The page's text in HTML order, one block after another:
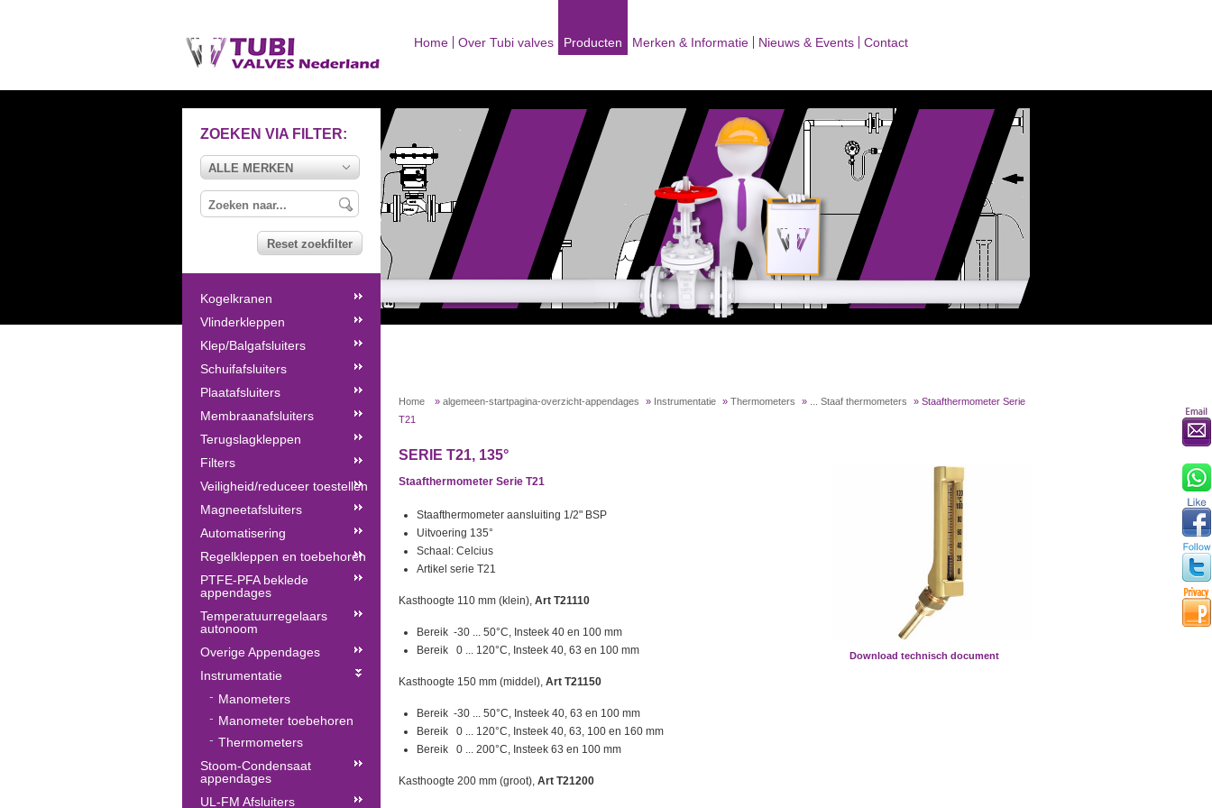
Home Over Tubi valves Producten Merken & Informatie Nieuws & Events Contact
Home » algemeen-startpagina-overzicht-appendages » Instrumentatie » Thermometers » ... Staaf thermometers » Staafthermometer Serie
T21
SERIE T21, 135°
Staafthermometer Serie T21
Staafthermometer aansluiting 1/2" BSP
Uitvoering 135°
Schaal: Celcius
Artikel serie T21
Kasthoogte 110 mm (klein), Art T21110
Bereik -30 ... 50°C, Insteek 40 en 100 mm
Bereik 0 ... 120°C, Insteek 40, 63 en 100 mm
Kasthoogte 150 mm (middel), Art T21150
Bereik -30 ... 50°C, Insteek 40, 63 en 100 mm
Bereik 0 ... 120°C, Insteek 40, 63, 100 en 160 mm
Bereik 0 ... 200°C, Insteek 63 en 100 mm
Kasthoogte 200 mm (groot), Art T21200
Download technisch document
ZOEKEN VIA FILTER:
ALLE MERKEN
Reset zoekfilter
Kogelkranen
Vlinderkleppen
Klep/Balgafsluiters
Schuifafsluiters
Plaatafsluiters
Membraanafsluiters
Terugslagkleppen
Filters
Veiligheid/reduceer toestellen
Magneetafsluiters
Automatisering
Regelkleppen en toebehoren
PTFE-PFA beklede
appendages
Temperatuurregelaars
autonoom
Overige Appendages
Instrumentatie
Manometers
Manometer toebehoren
Thermometers
Stoom-Condensaat
appendages
UL-FM Afsluiters